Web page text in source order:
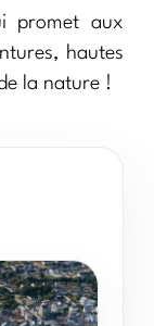
promet aux
hautes
la nature !